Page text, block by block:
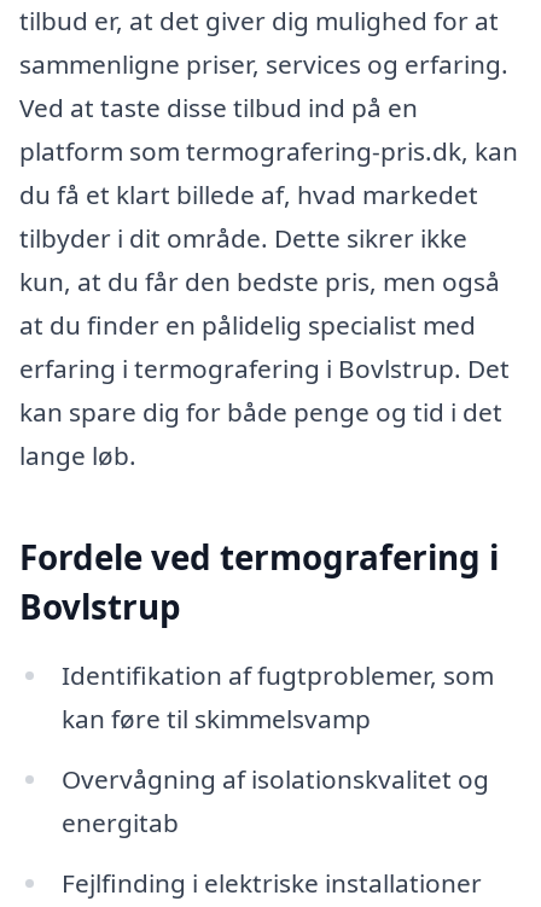
tilbud er, at det giver dig mulighed for at
sammenligne priser, services og erfaring.
Ved at taste disse tilbud ind på en
platform som termografering-pris.dk, kan
du få et klart billede af, hvad markedet
tilbyder i dit område. Dette sikrer ikke
kun, at du får den bedste pris, men også
at du finder en pålidelig specialist med
erfaring i termografering i Bovlstrup. Det
kan spare dig for både penge og tid i det
lange løb.
Fordele ved termografering i
Bovlstrup
Identifikation af fugtproblemer, som
kan føre til skimmelsvamp
Overvågning af isolationskvalitet og
energitab
Fejlfinding i elektriske installationer